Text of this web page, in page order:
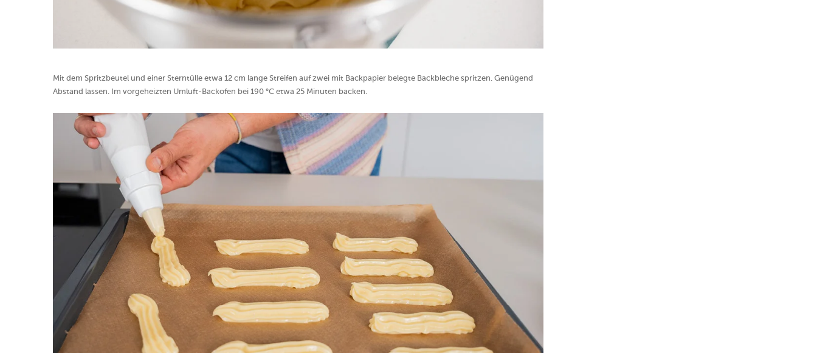
Mit dem Spritzbeutel und einer Sterntülle etwa 12 cm lange Streifen auf zwei mit Backpapier belegte Backbleche spritzen. Genügend
Abstand lassen. Im vorgeheizten Umluft-Backofen bei 190 °C etwa 25 Minuten backen.